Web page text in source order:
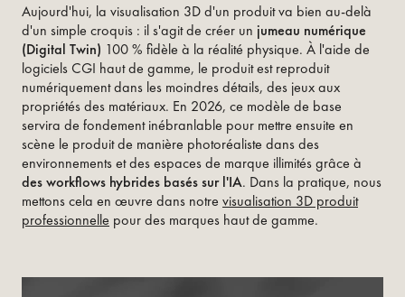
Aujourd'hui, la visualisation 3D d'un produit va bien au-delà
d'un simple croquis : il s'agit de créer un jumeau numérique
(Digital Twin) 100 % fidèle à la réalité physique. À l'aide de
logiciels CGI haut de gamme, le produit est reproduit
numériquement dans les moindres détails, des jeux aux
propriétés des matériaux. En 2026, ce modèle de base
servira de fondement inébranlable pour mettre ensuite en
scène le produit de manière photoréaliste dans des
environnements et des espaces de marque illimités grâce à
des workflows hybrides basés sur l'IA. Dans la pratique, nous
mettons cela en œuvre dans notre visualisation 3D produit
professionnelle pour des marques haut de gamme.